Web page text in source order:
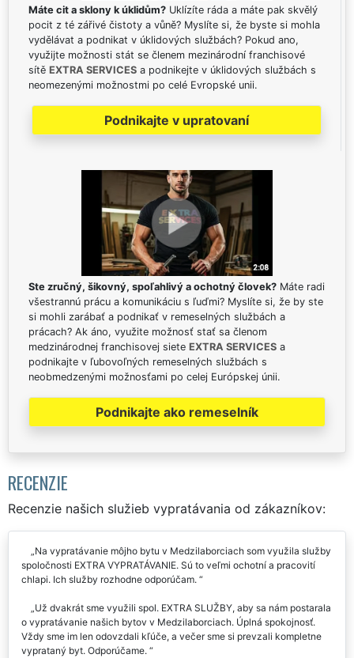
Máte cit a sklony k úklidům? Uklízíte ráda a máte pak skvělý
pocit z té zářivé čistoty a vůně? Myslíte si, že byste si mohla
vydělávat a podnikat v úklidových službách? Pokud ano,
využijte možnosti stát se členem mezinárodní franchisové
sítě EXTRA SERVICES a podnikejte v úklidových službách s
neomezenými možnostmi po celé Evropské unii.
Podnikajte v upratovaní
Ste zručný, šikovný, spoľahlivý a ochotný človek? Máte radi
všestrannú prácu a komunikáciu s ľuďmi? Myslíte si, že by ste
si mohli zarábať a podnikať v remeselných službách a
prácach? Ak áno, využite možnosť stať sa členom
medzinárodnej franchisovej siete EXTRA SERVICES a
podnikajte v ľubovoľných remeselných službách s
neobmedzenými možnosťami po celej Európskej únii.
Podnikajte ako remeselník
RECENZIE
Recenzie našich služieb vypratávania od zákazníkov:
Na vypratávanie môjho bytu v Medzilaborciach som využila služby
spoločnosti EXTRA VYPRATÁVANIE. Sú to veľmi ochotní a pracovití
chlapi. Ich služby rozhodne odporúčam.
Už dvakrát sme využili spol. EXTRA SLUŽBY, aby sa nám postarala
o vypratávanie našich bytov v Medzilaborciach. Úplná spokojnosť.
Vždy sme im len odovzdali kľúče, a večer sme si prevzali kompletne
vyprataný byt. Odporúčame.